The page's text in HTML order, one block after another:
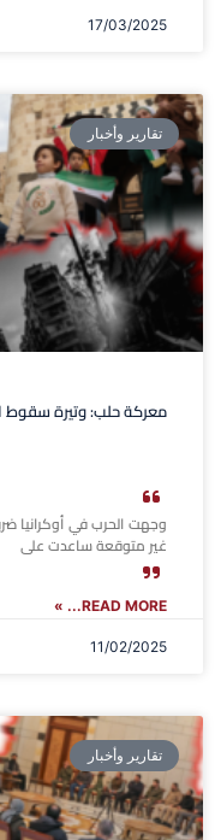
17/03/2025
تقارير وأخبار
معركة حلب: وتيرة سقوط
وجهت الحرب في أوكرانيا
غير متوقعة ساعدت على
READ MORE... »
11/02/2025
تقارير وأخبار